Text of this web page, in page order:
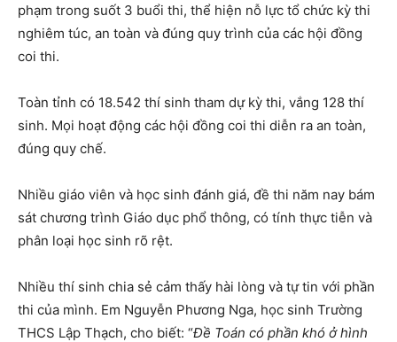
phạm trong suốt 3 buổi thi, thể hiện nỗ lực tổ chức kỳ thi
nghiêm túc, an toàn và đúng quy trình của các hội đồng
coi thi.
Toàn tỉnh có 18.542 thí sinh tham dự kỳ thi, vắng 128 thí
sinh. Mọi hoạt động các hội đồng coi thi diễn ra an toàn,
đúng quy chế.
Nhiều giáo viên và học sinh đánh giá, đề thi năm nay bám
sát chương trình Giáo dục phổ thông, có tính thực tiễn và
phân loại học sinh rõ rệt.
Nhiều thí sinh chia sẻ cảm thấy hài lòng và tự tin với phần
thi của mình. Em Nguyễn Phương Nga, học sinh Trường
THCS Lập Thạch, cho biết: “Đề Toán có phần khó ở hình